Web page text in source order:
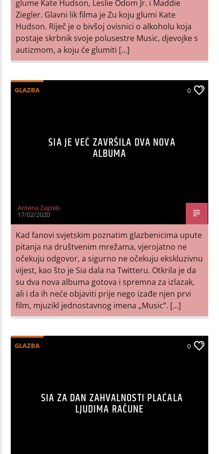
glume Kate Hudson, Leslie Odom Jr. i Maddie
Ziegler. Glavni lik filma je Zu koju glumi Kate
Hudson. Riječ je o bivšoj ovisnici o alkoholu koja
postaje skrbnik svoje polusestre Music, djevojke s
autizmom, a koju će glumiti […]
GLAZBA 0
SIA JE VEĆ ZAVRŠILA DVA NOVA
ALBUMA
Antena Zagreb
17/02/2020
Kad fanovi svjetskim poznatim glazbenicima upute
pitanja na društvenim mrežama, vjerojatno ne
očekuju odgovor, a sigurno ne očekuju ekskluzivnu
vijest, kao što je Sia dala na Twitteru. Otkrila je da
su dva nova albuma gotova i spremna za izlazak,
ali i da ih neće objaviti prije nego izađe njen prvi
film, mjuzikl jednostavnog imena „Music”. […]
GLAZBA 0
SIA ZA DAN ZAHVALNOSTI PLAĆALA
LJUDIMA RAČUNE